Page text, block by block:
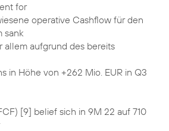
for
operative Cashflow für den
sank
allem aufgrund des bereits
in Höhe von +262 Mio. EUR in Q3
[9] belief sich in 9M 22 auf 710